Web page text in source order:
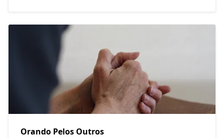
Orando Pelos Outros